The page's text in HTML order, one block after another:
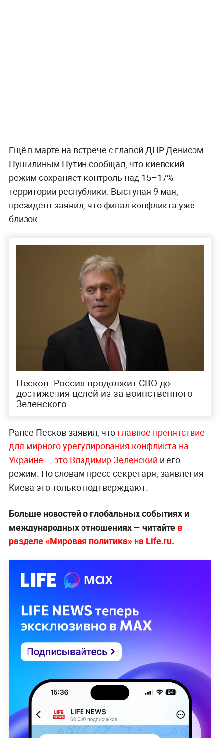
Ещё в марте на встрече с главой ДНР Денисом
Пушилиным Путин сообщал, что киевский
режим сохраняет контроль над 15–17%
территории республики. Выступая 9 мая,
президент заявил, что финал конфликта уже
близок.
Песков: Россия продолжит СВО до
достижения целей из-за воинственного
Зеленского
Ранее Песков заявил, чтоглавное препятствие
для мирного урегулирования конфликта на
Украине — это Владимир Зеленский и его
режим. По словам пресс-секретаря, заявления
Киева это только подтверждают.
Больше новостей о глобальных событиях и
международных отношениях — читайте в
разделе «Мировая политика» на Life.ru.